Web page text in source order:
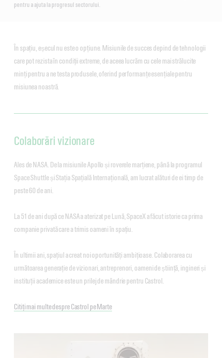
pentru a ajuta la progresul sectorului.
În spațiu, eșecul nu este o opțiune. Misiunile de succes depind de tehnologii
care pot rezista în condiții extreme, de aceea lucrăm cu cele mai strălucite
minți pentru a ne testa produsele, oferind performanțe esențiale pentru
misiunea noastră.
Colaborări vizionare
Ales de NASA. De la misiunile Apollo și roverele marțiene, până la programul
Space Shuttle și Stația Spațială Internațională, am lucrat alături de ei timp de
peste 60 de ani.
La 51 de ani după ce NASA a aterizat pe Lună, SpaceX a făcut istorie ca prima
companie privată care a trimis oameni în spațiu.
În ultimii ani, spațiul a creat noi oportunități ambițioase. Colaborarea cu
următoarea generație de vizionari, antreprenori, oameni de știință, ingineri și
instituții academice este un prilej de mândrie pentru Castrol.
Citiți mai multe despre Castrol pe Marte